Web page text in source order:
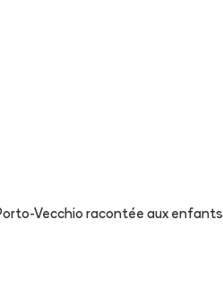
Vecchio racontée aux enfants